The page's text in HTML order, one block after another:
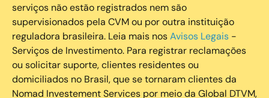
serviços não estão registrados nem são
supervisionados pela CVM ou por outra instituição
reguladora brasileira. Leia mais nosAvisos Legais -
Serviços de Investimento. Para registrar reclamações
ou solicitar suporte, clientes residentes ou
domiciliados no Brasil, que se tornaram clientes da
Nomad Investement Services por meio da Global DTVM,